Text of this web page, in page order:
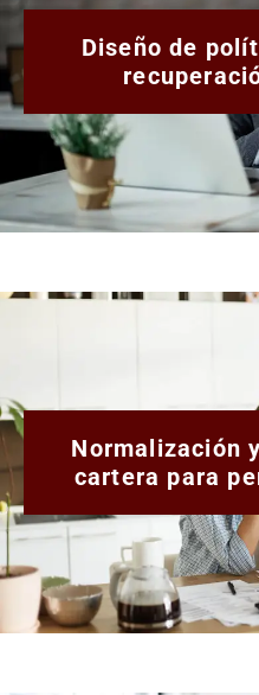
Diseño de
Normalización
cartera para